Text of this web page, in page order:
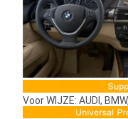
Voor WIJZE: AUDI,